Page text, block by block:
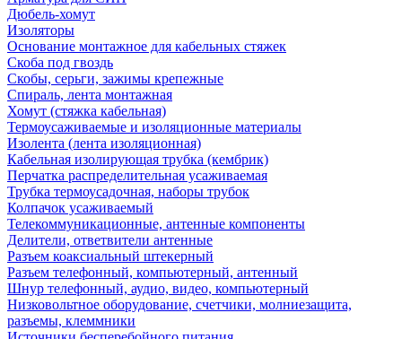
Дюбель-хомут
Изоляторы
Основание монтажное для кабельных стяжек
Скоба под гвоздь
Скобы, серьги, зажимы крепежные
Спираль, лента монтажная
Хомут (стяжка кабельная)
Термоусаживаемые и изоляционные материалы
Изолента (лента изоляционная)
Кабельная изолирующая трубка (кембрик)
Перчатка распределительная усаживаемая
Трубка термоусадочная, наборы трубок
Колпачок усаживаемый
Телекоммуникационные, антенные компоненты
Делители, ответвители антенные
Разъем коаксиальный штекерный
Разъем телефонный, компьютерный, антенный
Шнур телефонный, аудио, видео, компьютерный
Низковольтное оборудование, счетчики, молниезащита,
разъемы, клеммники